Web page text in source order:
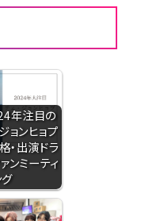
年注目の
ョンヒョプ
・出演ドラ
ンミーティ